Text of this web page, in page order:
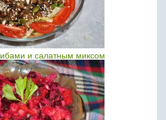
и салатным миксом